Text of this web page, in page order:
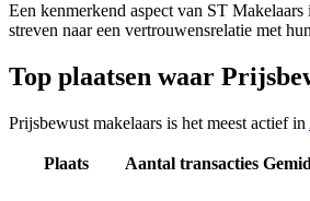
Een kenmerkend aspect van ST
streven naar een vertrouwensrelatie met
Top plaatsen waar
Prijsbewust makelaars is het meest actief in
Plaats Aantal transacties